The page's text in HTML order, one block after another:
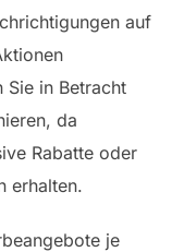
auf
Sie in Betracht
da
Rabatte oder
erhalten.
je